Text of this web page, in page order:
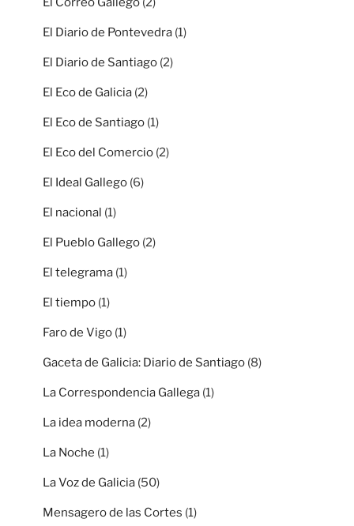
El Diario de Pontevedra (1)
El Diario de Santiago (2)
El Eco de Galicia (2)
El Eco de Santiago (1)
El Eco del Comercio (2)
El Ideal Gallego (6)
El nacional (1)
El Pueblo Gallego (2)
El telegrama (1)
El tiempo (1)
Faro de Vigo (1)
Gaceta de Galicia: Diario de Santiago (8)
La Correspondencia Gallega (1)
La idea moderna (2)
La Noche (1)
La Voz de Galicia (50)
Mensagero de las Cortes (1)